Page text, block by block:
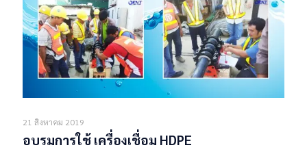
21 สิงหาคม 2019
อบรมการใช้ เครื่องเชื่อม HDPE